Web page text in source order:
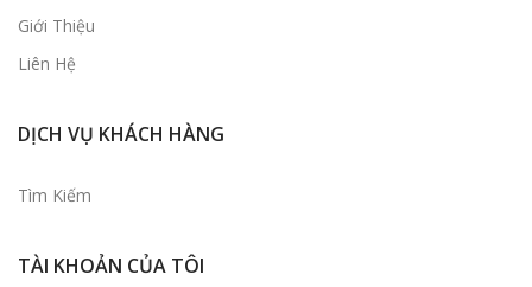
Giới Thiệu
Liên Hệ
DỊCH VỤ KHÁCH HÀNG
Tìm Kiếm
TÀI KHOẢN CỦA TÔI